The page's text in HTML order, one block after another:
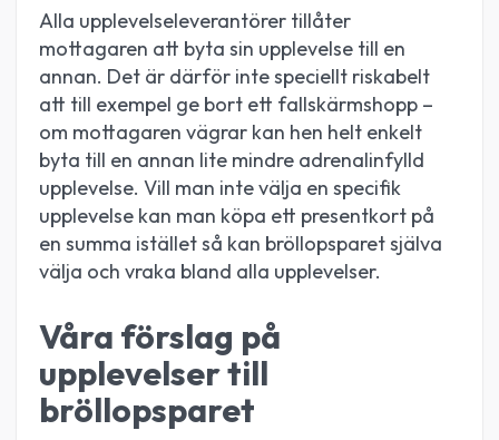
Alla upplevelseleverantörer tillåter
mottagaren att byta sin upplevelse till en
annan. Det är därför inte speciellt riskabelt
att till exempel ge bort ett fallskärmshopp –
om mottagaren vägrar kan hen helt enkelt
byta till en annan lite mindre adrenalinfylld
upplevelse. Vill man inte välja en specifik
upplevelse kan man köpa ett presentkort på
en summa istället så kan bröllopsparet själva
välja och vraka bland alla upplevelser.
Våra förslag på
upplevelser till
bröllopsparet